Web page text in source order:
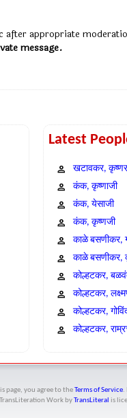
after appropriate
message.
Latest
खटावकर,
कंक, कृष्णाजी
कंक, येसाजी
कंक, कृष्णजी
काळे बसणीकर,
काळे बसणीकर,
कोल्हटकर,
कोल्हटकर,
कोल्हटकर,
कोल्हटकर,
page, you agree to the Terms of Service.
TransLiteration Workby TransLiteral is